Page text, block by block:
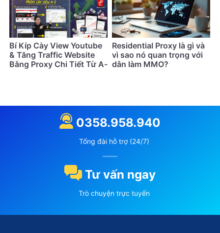
Bí Kíp Cày View Youtube
& Tăng Traffic Website
Bằng Proxy Chi Tiết Từ A-
Residential Proxy là gì và
vì sao nó quan trọng với
dân làm MMO?
0358.958.940
Tổng đài hỗ trợ (24/7)
Tư vấn ngay
Trò chuyện trực tuyến